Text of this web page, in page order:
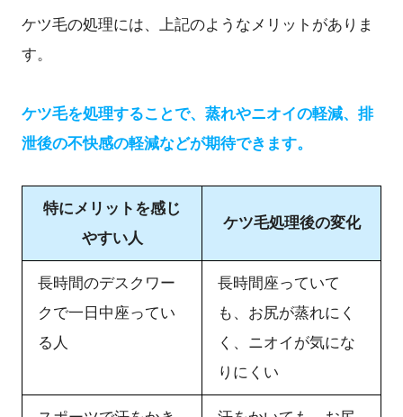
5-2. （2）長時間きつい姿勢をとり続けなければいけ
脱毛｜理由3選
尻が綺麗になる
ツ毛の煩わしさから解放される
6-3. ケツ毛を脱毛すべき理由（3）恥ずかしさや痛み
7. まとめ
ケツ毛の処理には、上記のようなメリットがありま
す。
ケツ毛を処理することで、蒸れやニオイの軽減、排
泄後の不快感の軽減などが期待できます。
特にメリットを感じ
やすい人
ケツ毛処理後の変化
長時間のデスクワー
クで一日中座ってい
る人
長時間座っていて
も、お尻が蒸れにく
く、ニオイが気にな
りにくい